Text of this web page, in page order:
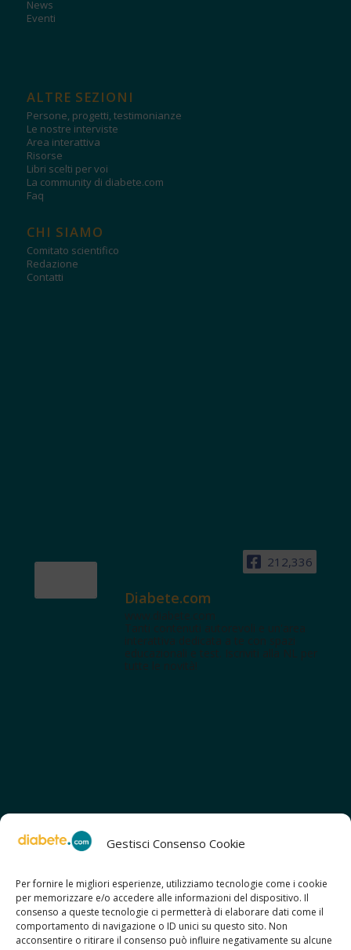
Gestisci Consenso Cookie
Per fornire le migliori esperienze, utilizziamo tecnologie come i cookie
per memorizzare e/o accedere alle informazioni del dispositivo. Il
consenso a queste tecnologie ci permetterà di elaborare dati come il
comportamento di navigazione o ID unici su questo sito. Non
acconsentire o ritirare il consenso può influire negativamente su alcune
News
Eventi
ALTRE SEZIONI
Persone, progetti, testimonianze
Le nostre interviste
Area interattiva
Risorse
Libri scelti per voi
La community di diabete.com
Faq
CHI SIAMO
Comitato scientifico
Redazione
Contatti
212,336
Diabete.com
www.diabete.com
Tanti contenuti autorevoli e un'area
interattiva dedicata a te con spazi
educazionali e test. Iscriviti alla NL per
tutte le novità!
SCOPRI ANCHE:
> ilmiodiabete.com
> casadiabete.it